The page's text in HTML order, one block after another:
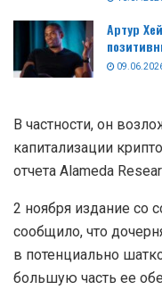
считал Binance
руководство в
СМИ. Об этом
Читайте так-же:
Binodex
личный
отзывы